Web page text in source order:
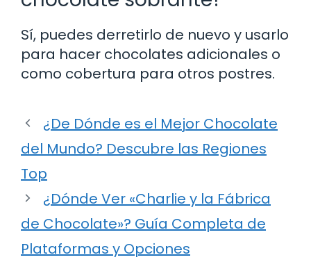
Sí, puedes derretirlo de nuevo y usarlo
para hacer chocolates adicionales o
como cobertura para otros postres.
¿De Dónde es el Mejor Chocolate
del Mundo? Descubre las Regiones
Top
¿Dónde Ver «Charlie y la Fábrica
de Chocolate»? Guía Completa de
Plataformas y Opciones